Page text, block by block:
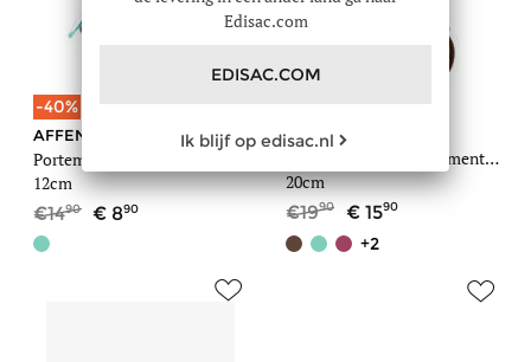
-40%
AFFENZAHN
Portemonnee
12cm
1490 890
AFFENZAHN
Pennenzak 1 compartiment Pencil case
20cm
1990 1590
+2
Edisac.com
EDISAC.COM
Ik blijf op edisac.nl